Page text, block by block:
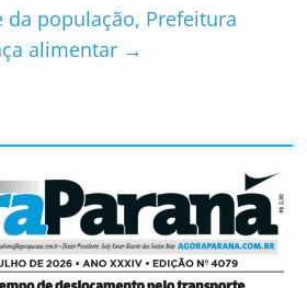
da população, Prefeitura
alimentar →